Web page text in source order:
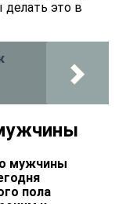
это в
мужчины
пола